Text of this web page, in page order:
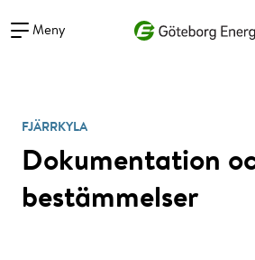
Meny
FJÄRRKYLA
Dokumentation
bestämmelser